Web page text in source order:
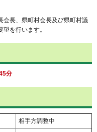
会長、県町村会長及び県町村議
を行います。
分
相手方調整中